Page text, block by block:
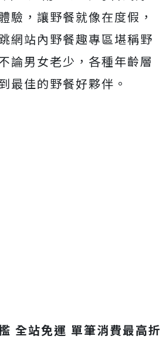
驗，讓野餐就像在度假，
網站內野餐趣專區堪稱野
論男女老少，各種年齡層
最佳的野餐好夥伴。
全站免運 單筆消費最高折